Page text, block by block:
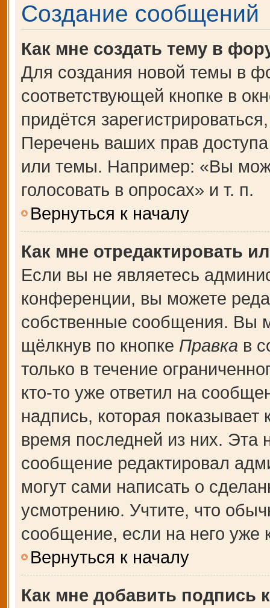
Создание сообщений
Как мне создать тему в
Для создания новой темы в
соответствующей кнопке в
придётся
Перечень ваших прав
или темы. Например: «Вы
голосовать в опросах» и т. п.
Вернуться к началу
Как мне отредактировать
Если вы не являетесь
конференции, вы можете
собственные сообщения. Вы
щёлкнув по кнопке Правка в
только в течение
кто-то уже ответил на
надпись, которая показывает
время последней из них. Эта
сообщение редактировал
могут сами написать о
усмотрению. Учтите, что
сообщение, если на него уже
Вернуться к началу
Как мне добавить подпись